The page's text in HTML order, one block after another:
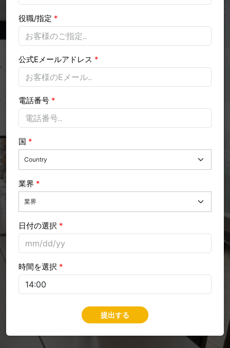
役職/指定 *
公式Eメールアドレス *
電話番号 *
国 *
業界 *
日付の選択 *
時間を選択 *
提出する